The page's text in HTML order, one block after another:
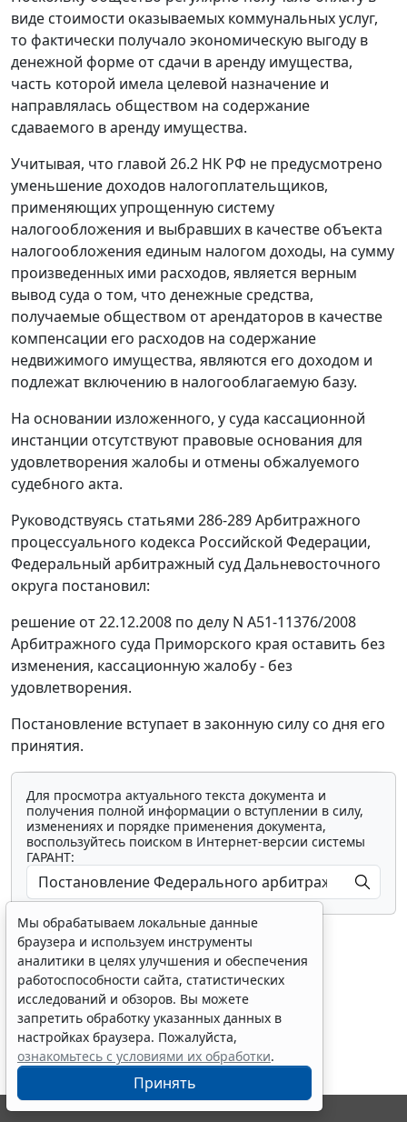
виде стоимости оказываемых коммунальных услуг,
то фактически получало экономическую выгоду в
денежной форме от сдачи в аренду имущества,
часть которой имела целевой назначение и
направлялась обществом на содержание
сдаваемого в аренду имущества.
Учитывая, что главой 26.2 НК РФ не предусмотрено
уменьшение доходов налогоплательщиков,
применяющих упрощенную систему
налогообложения и выбравших в качестве объекта
налогообложения единым налогом доходы, на сумму
произведенных ими расходов, является верным
вывод суда о том, что денежные средства,
получаемые обществом от арендаторов в качестве
компенсации его расходов на содержание
недвижимого имущества, являются его доходом и
подлежат включению в налогооблагаемую базу.
На основании изложенного, у суда кассационной
инстанции отсутствуют правовые основания для
удовлетворения жалобы и отмены обжалуемого
судебного акта.
Руководствуясь статьями 286-289Арбитражного
процессуального кодекса Российской Федерации,
Федеральный арбитражный суд Дальневосточного
округа постановил:
решение от 22.12.2008 по делу N А51-11376/2008
Арбитражного суда Приморского края оставить без
изменения, кассационную жалобу - без
удовлетворения.
Постановление вступает в законную силу со дня его
принятия.
Для просмотра актуального текста документа и
получения полной информации о вступлении в силу,
изменениях и порядке применения документа,
воспользуйтесь поиском в Интернет-версии системы
ГАРАНТ:
Показать все материалы
Мы обрабатываем локальные данные
браузера и используем инструменты
аналитики в целях улучшения и обеспечения
работоспособности сайта, статистических
исследований и обзоров. Вы можете
запретить обработку указанных данных в
настройках браузера. Пожалуйста,
ознакомьтесь с условиями их обработки.
Принять